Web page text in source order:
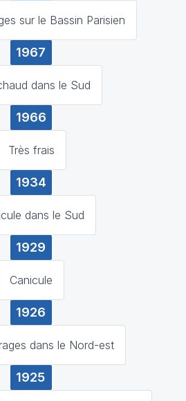
sur le Bassin Parisien
1967
dans le Sud
1966
Très frais
1934
dans le Sud
1929
Canicule
1926
dans le Nord-est
1925